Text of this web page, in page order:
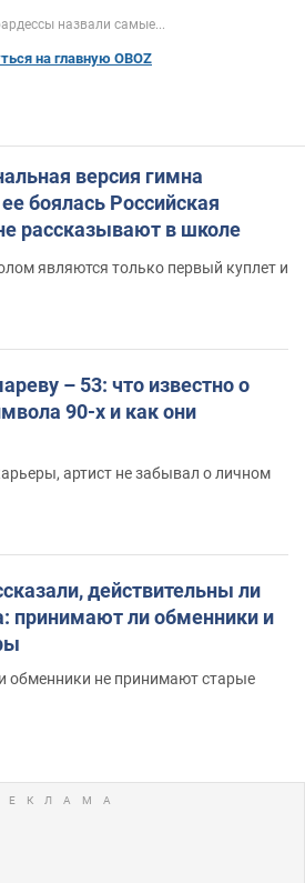
назвали самые...
на главную OBOZ
версия гимна
боялась Российская
рассказывают в школе
являются только первый куплет и
– 53: что известно о
90-х и как они
артист не забывал о личном
действительны ли
принимают ли обменники и
обменники не принимают старые